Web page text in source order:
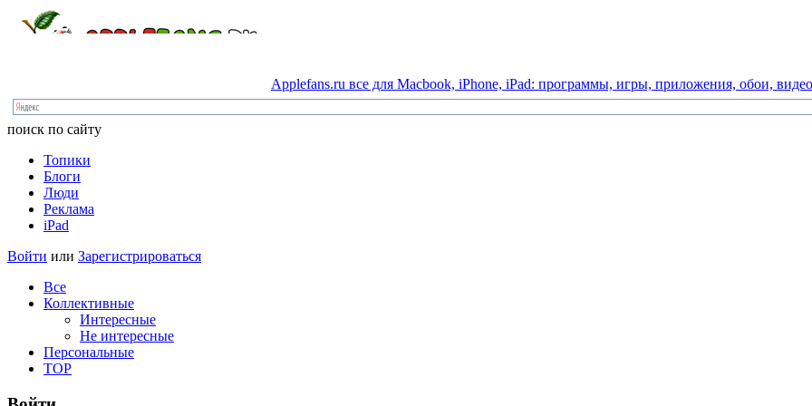
Applefans.ru все для Macbook, iPhone, iPad: программы, игры, приложения, обои, видео
поиск по сайту
Топики
Блоги
Люди
Реклама
iPad
Войти или Зарегистрироваться
Все
Коллективные
Интересные
Не интересные
Персональные
TOP